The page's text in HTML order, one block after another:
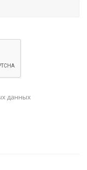
данных